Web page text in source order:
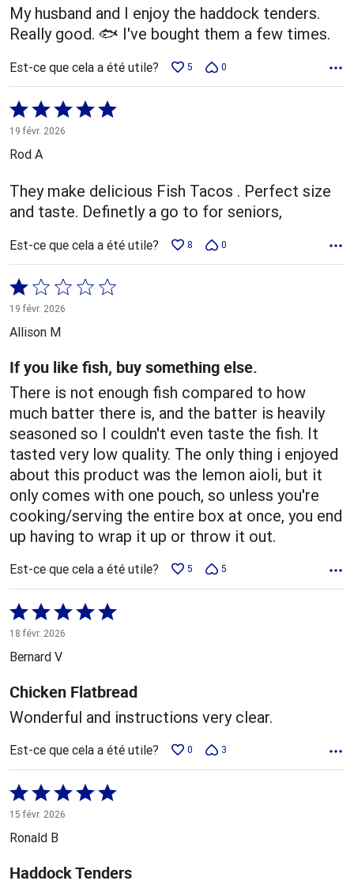
My husband and I enjoy the haddock tenders.
Really good. 🐟 I've bought them a few times.
Est-ce que cela a été utile? 5 0
Coté
5 sur
5
19 févr. 2026
Rod A
They make delicious Fish Tacos . Perfect size
and taste. Definetly a go to for seniors,
Est-ce que cela a été utile? 8 0
Coté
1 sur
5
19 févr. 2026
Allison M
If you like fish, buy something else.
There is not enough fish compared to how
much batter there is, and the batter is heavily
seasoned so I couldn't even taste the fish. It
tasted very low quality. The only thing i enjoyed
about this product was the lemon aioli, but it
only comes with one pouch, so unless you're
cooking/serving the entire box at once, you end
up having to wrap it up or throw it out.
Est-ce que cela a été utile? 5 5
Coté
5 sur
5
18 févr. 2026
Bernard V
Chicken Flatbread
Wonderful and instructions very clear.
Est-ce que cela a été utile? 0 3
Coté
5 sur
5
15 févr. 2026
Ronald B
Haddock Tenders